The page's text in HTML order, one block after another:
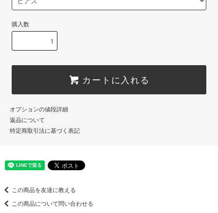
購入数
カートに入れる
オプションの値段詳細
返品について
特定商取引法に基づく表記
この商品を友達に教える
この商品について問い合わせる